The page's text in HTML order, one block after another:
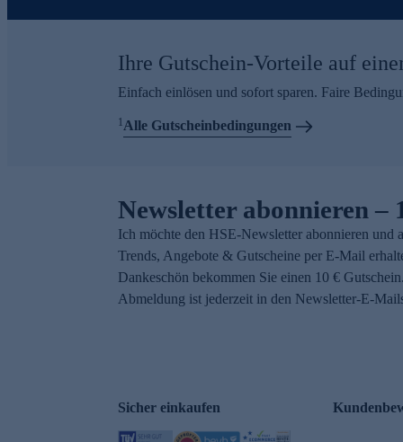
Ihre Gutschein-Vorteile auf
Einfach einlösen und sofort sparen. Faire
1Alle Gutscheinbedingungen
Newsletter abonnieren –
Ich möchte den HSE-Newsletter abonnieren und
Trends, Angebote & Gutscheine per E-Mail
Dankeschön bekommen Sie einen 10 €
Abmeldung ist jederzeit in den Newsletter-E-
Sicher einkaufen